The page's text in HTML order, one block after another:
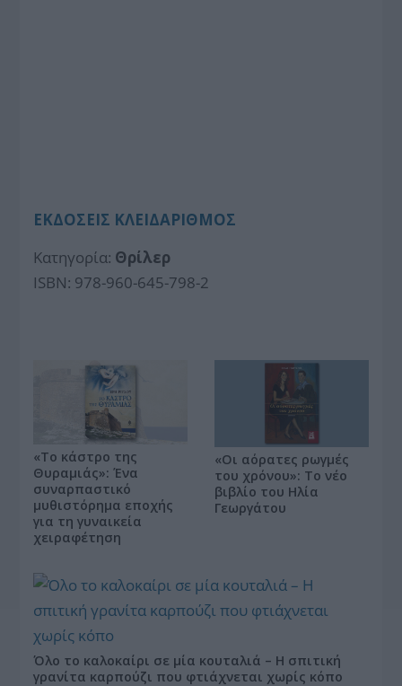
ΕΚΔΟΣΕΙΣ ΚΛΕΙΔΑΡΙΘΜΟΣ
Κατηγορία: Θρίλερ
ISBN: 978-960-645-798-2
«Το κάστρο της
Θυραμιάς»: Ένα
συναρπαστικό
μυθιστόρημα εποχής
για τη γυναικεία
χειραφέτηση
«Οι αόρατες ρωγμές
του χρόνου»: Το νέο
βιβλίο του Ηλία
Γεωργάτου
Όλο το καλοκαίρι σε μία κουταλιά – Η σπιτική
γρανίτα καρπούζι που φτιάχνεται χωρίς κόπο